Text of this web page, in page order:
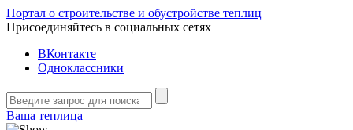
Портал о строительстве и обустройстве теплиц
Присоединяйтесь в социальных сетях
ВКонтакте
Одноклассники
Ваша теплица